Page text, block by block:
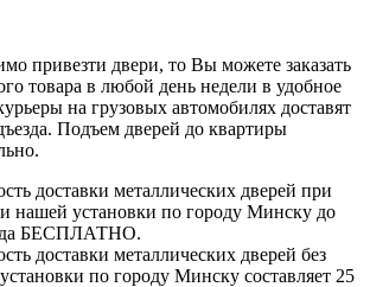
привезти двери, то Вы можете заказать
товара в любой день недели в удобное
на грузовых автомобилях доставят
Подъем дверей до квартиры
доставки металлических дверей при
нашей установки по городу Минску до
БЕСПЛАТНО.
доставки металлических дверей без
по городу Минску составляет 25